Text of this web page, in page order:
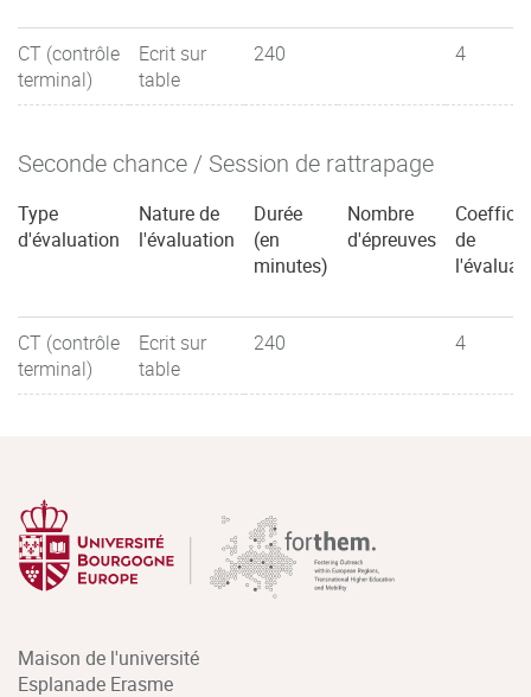
CT (contrôle
terminal)
Ecrit sur
table
240 4
Seconde chance / Session de rattrapage
Type
d'évaluation
Nature de
l'évaluation
Durée
(en
minutes)
Nombre
d'épreuves
de
CT (contrôle
terminal)
Ecrit sur
table
240 4
Maison de l'université
Esplanade Erasme